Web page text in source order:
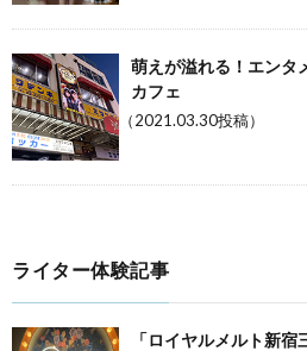
萌えが溢れる！エンタ
カフェ
（2021.03.30投稿）
ライター体験記事
「ロイヤルメルト新